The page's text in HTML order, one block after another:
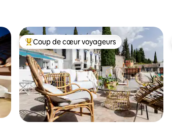
Coup de cœur voyageurs parmi les plus
Coup de cœur voyageurs